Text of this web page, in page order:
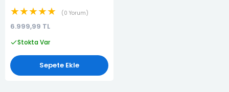
★★★★★ 0 Yorum
6.999,99 TL
Stokta Var
Sepete Ekle